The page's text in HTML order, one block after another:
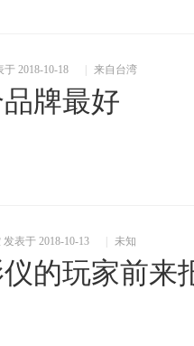
于 2018-10-18 来自台湾
牌最好
发表于 2018-10-13 未知
的玩家前来